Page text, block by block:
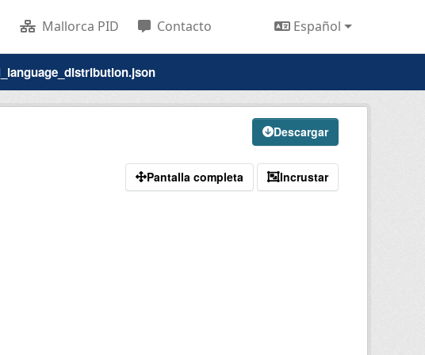
Mallorca PID Contacto Español
Descargar
Pantalla completa Incrustar